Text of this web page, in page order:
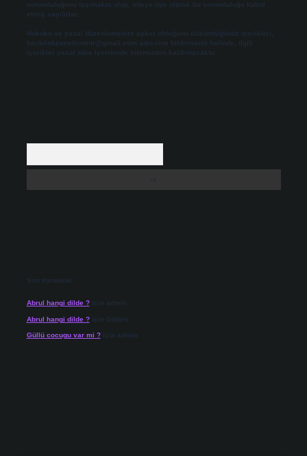
sorumluluğunu taşımakta olup, siteye üye olarak bu sorumluluğu kabul
etmiş sayılırlar.
Hukuka ve yasal düzenlemelere aykırı olduğunu düşündüğünüz içerikleri,
backlinkpanelicomtr@gmail.com adresine bildirmeniz halinde, ilgili
içerikler yasal süre içerisinde sitemizden kaldırılacaktır.
Son Yorumlar
Abrul hangi dilde ?için admin
Abrul hangi dilde ?için Gülten
Güllü cocugu var mi ?için admin